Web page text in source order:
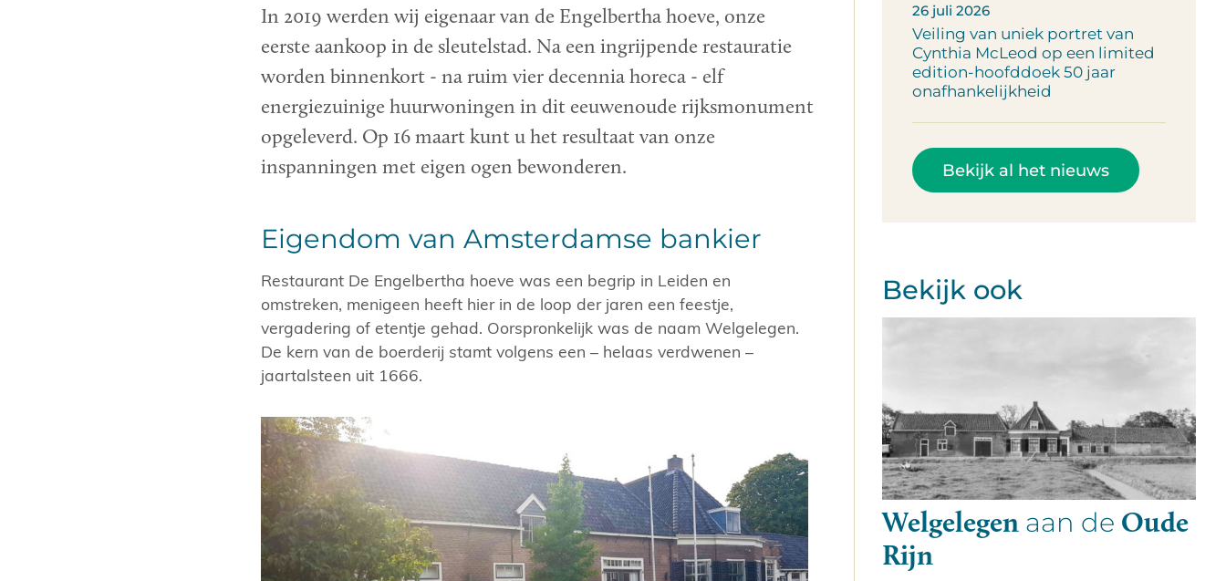
In 2019 werden wij eigenaar van de Engelbertha hoeve, onze
eerste aankoop in de sleutelstad. Na een ingrijpende restauratie
worden binnenkort - na ruim vier decennia horeca - elf
energiezuinige huurwoningen in dit eeuwenoude rijksmonument
opgeleverd. Op 16 maart kunt u het resultaat van onze
inspanningen met eigen ogen bewonderen.
Eigendom van Amsterdamse bankier
Restaurant De Engelbertha hoeve was een begrip in Leiden en
omstreken, menigeen heeft hier in de loop der jaren een feestje,
vergadering of etentje gehad. Oorspronkelijk was de naam Welgelegen.
De kern van de boerderij stamt volgens een – helaas verdwenen –
jaartalsteen uit 1666.
26 juli 2026
Veiling van uniek portret van
Cynthia McLeod op een limited
edition-hoofddoek 50 jaar
onafhankelijkheid
Bekijk al het nieuws
Bekijk ook
Welgelegenaan de Oude
Rijn